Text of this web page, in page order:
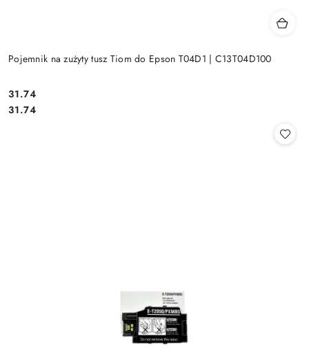
Pojemnik na zużyty tusz Tiom do Epson T04D1 | C13T04D100
Cena:
31.74
Cena:
31.74